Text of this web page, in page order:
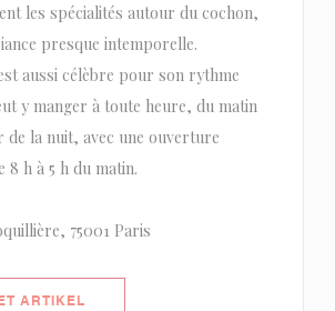
les spécialités autour du cochon,
presque intemporelle.
aussi célèbre pour son rythme
y manger à toute heure, du matin
de la nuit, avec une ouverture
8 h à 5 h du matin.
75001 Paris
ARTIKEL